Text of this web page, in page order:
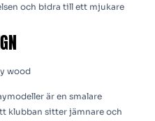
och bidra till ett mjukare
är en smalare
klubban sitter jämnare och